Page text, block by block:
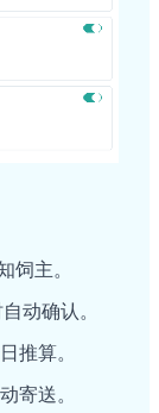
主。
动确认。
推算。
寄送。